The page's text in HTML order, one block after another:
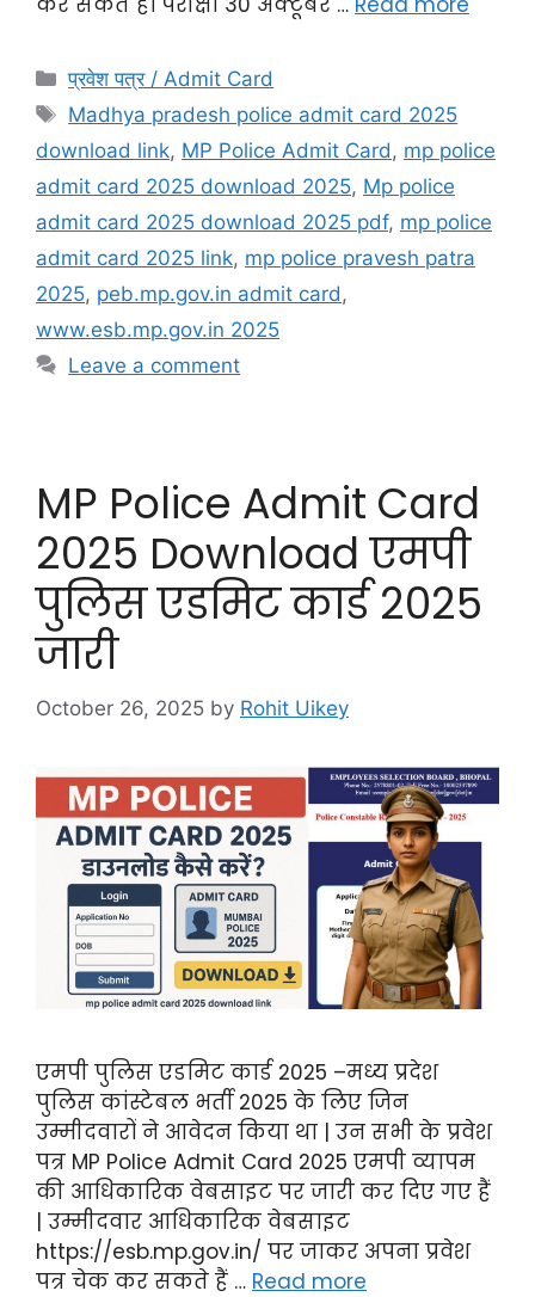
प्रवेश पत्र / Admit Card
Madhya pradesh police admit card 2025
download link, MP Police Admit Card, mp police
admit card 2025 download 2025, Mp police
admit card 2025 download 2025 pdf, mp police
admit card 2025 link, mp police pravesh patra
2025, peb.mp.gov.in admit card,
www.esb.mp.gov.in 2025
Leave a comment
MP Police Admit Card
2025 Download एमपी
पुलिस एडमिट कार्ड 2025
जारी
October 26, 2025 by Rohit Uikey
एमपी पुलिस एडमिट कार्ड 2025 –मध्य प्रदेश
पुलिस कांस्टेबल भर्ती 2025 के लिए जिन
उम्मीदवारों ने आवेदन किया था | उन सभी के प्रवेश
पत्र MP Police Admit Card 2025 एमपी व्यापम
की आधिकारिक वेबसाइट पर जारी कर दिए गए हैं
| उम्मीदवार आधिकारिक वेबसाइट
https://esb.mp.gov.in/ पर जाकर अपना प्रवेश
पत्र चेक कर सकते हैं … Read more